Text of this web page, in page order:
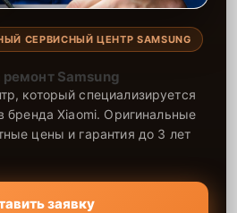
СЕРВИСНЫЙ ЦЕНТР SAMSUNG
ремонт Samsung
который специализируется
бренда Xiaomi. Оригинальные
цены и гарантия до 3 лет
заявку